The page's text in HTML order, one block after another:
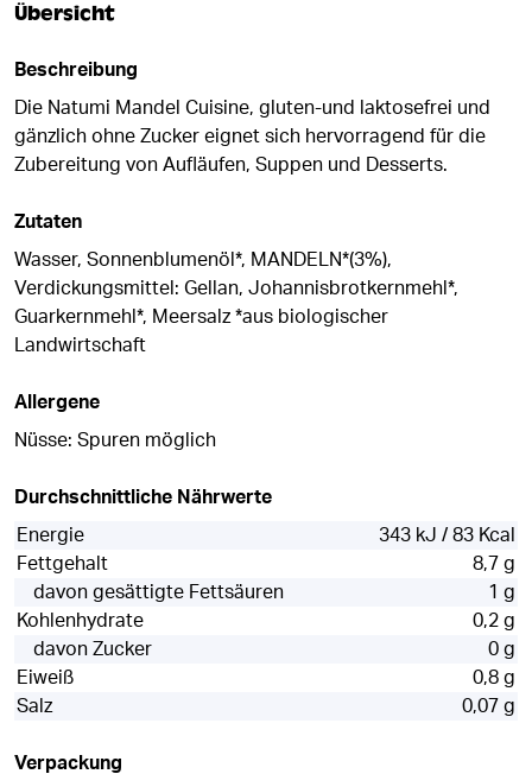
Übersicht
Beschreibung
Die Natumi Mandel Cuisine, gluten-und laktosefrei und
gänzlich ohne Zucker eignet sich hervorragend für die
Zubereitung von Aufläufen, Suppen und Desserts.
Zutaten
Wasser, Sonnenblumenöl*, MANDELN*(3%),
Verdickungsmittel: Gellan, Johannisbrotkernmehl*,
Guarkernmehl*, Meersalz *aus biologischer
Landwirtschaft
Allergene
Nüsse: Spuren möglich
Durchschnittliche Nährwerte
Energie
343 kJ / 83 Kcal
Fettgehalt
8,7 g
davon gesättigte Fettsäuren
1 g
Kohlenhydrate
0,2 g
davon Zucker
0 g
Eiweiß
0,8 g
Salz
0,07 g
Verpackung